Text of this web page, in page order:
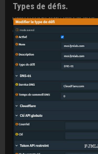
Types de défis.